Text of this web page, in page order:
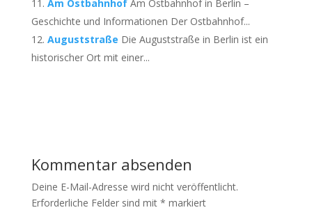
Am Ostbahnhof Am Ostbahnhof in Berlin –
Geschichte und Informationen Der Ostbahnhof...
Auguststraße Die Auguststraße in Berlin ist ein
historischer Ort mit einer...
Kommentar absenden
Deine E-Mail-Adresse wird nicht veröffentlicht.
Erforderliche Felder sind mit * markiert